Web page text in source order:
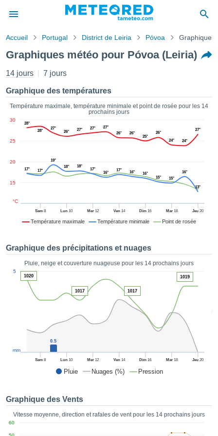
de
a
par
les
:
de
des
de très
ACCEPTER
CONTINUER
Accueil Portugal District de Leiria Póvoa Graphiques
Graphiques météo pour Póvoa (Leiria)
14 jours 7 jours
Graphique des températures
Température maximale, température minimale et point de rosée pour les 14
prochains jours
Température maximale Température minimale Point de rosée
Sam8 Lun 10 Mer12 Ven14 Dim 16 Mar18 Jeu 20
15
20
25
30
°C
28°
28°
27°
26° 27° 27°
27°
26°
26°
25°
26°
24°
24°
27°
17° 17°
19°
18°
18°
17°
16°
17° 16°
16°
15°
15°
16°
13°
Graphique des précipitations et nuages
Pluie, neige et couverture nuageuse pour les 14 prochains jours
Pluie Nuages (%) Pression
50
Sam8 Lun 10 Mer12 Ven14 Dim 16 Mar18 Jeu 20
5
mm
0.5
1020
1017 1017
1019
Graphique des Vents
Vitesse moyenne, direction et rafales de vent pour les 14 prochains jours
60